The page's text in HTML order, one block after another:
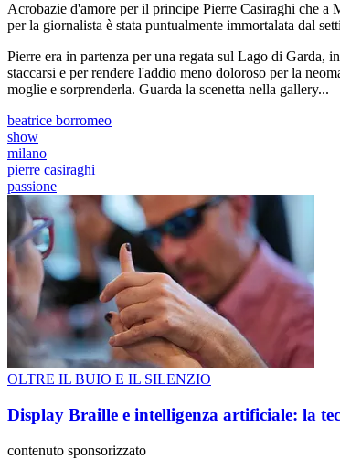
Acrobazie d'amore per il principe Pierre Casiraghi che a
per la giornalista è stata puntualmente immortalata dal
Pierre era in partenza per una regata sul Lago di Garda,
staccarsi e per rendere l'addio meno doloroso per la
moglie e sorprenderla. Guarda la scenetta nella gallery...
beatrice borromeo
show
milano
pierre casiraghi
passione
OLTRE IL BUIO E IL SILENZIO
Display Braille e intelligenza artificiale: la
contenuto sponsorizzato